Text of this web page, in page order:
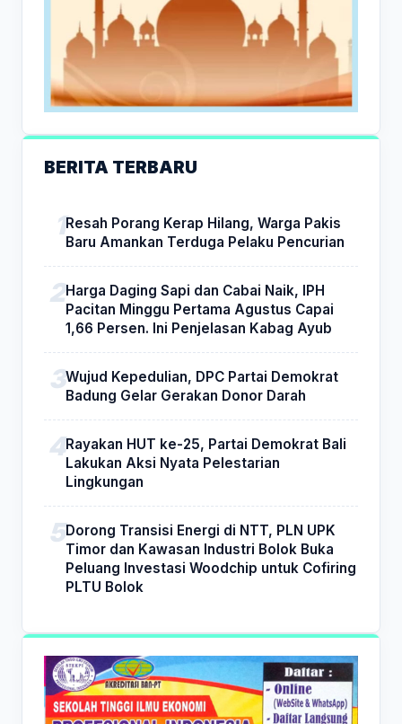
BERITA TERBARU
Resah Porang Kerap Hilang, Warga Pakis
Baru Amankan Terduga Pelaku Pencurian
Harga Daging Sapi dan Cabai Naik, IPH
Pacitan Minggu Pertama Agustus Capai
1,66 Persen. Ini Penjelasan Kabag Ayub
Wujud Kepedulian, DPC Partai Demokrat
Badung Gelar Gerakan Donor Darah
Rayakan HUT ke-25, Partai Demokrat Bali
Lakukan Aksi Nyata Pelestarian
Lingkungan
Dorong Transisi Energi di NTT, PLN UPK
Timor dan Kawasan Industri Bolok Buka
Peluang Investasi Woodchip untuk Cofiring
PLTU Bolok